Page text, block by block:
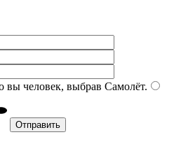
вы человек, выбрав Самолёт.